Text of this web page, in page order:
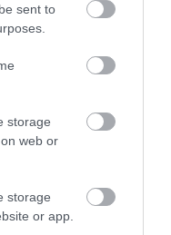
sent to
storage
web or
storage
or app.